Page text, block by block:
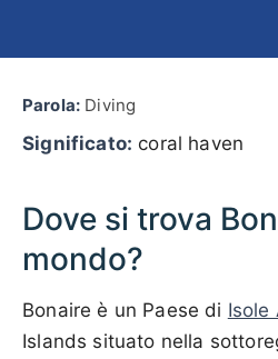
Parola: Diving
Significato: coral haven
Dove si trova
mondo?
Bonaire è un Paese di Isole
Islands situato nella